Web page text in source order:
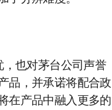
，也对茅台公司声誉
品，并承诺将配合政
在产品中融入更多的